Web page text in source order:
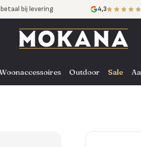
betaal bij levering
BE en DE
4,3
Outdoor Sale